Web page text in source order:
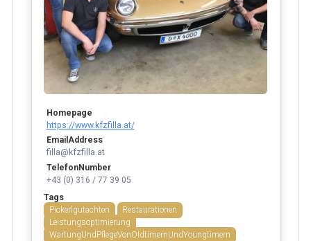
Homepage
https://www.kfzfilla.at/
EmailAddress
filla@kfzfilla.at
TelefonNumber
+43 (0) 316 / 77 39 05
Tags
Pickerlgutachten
Restaurationen
Leistungsoptimierung
WartungUndPflegeVonOldtimernUndYoungtimern